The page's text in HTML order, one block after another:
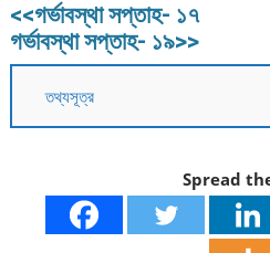
<<গর্ভাবস্থা সপ্তাহ- ১৭
গর্ভাবস্থা সপ্তাহ- ১৯>>
তথ্যসূত্র
Spread